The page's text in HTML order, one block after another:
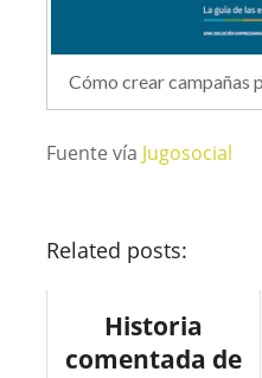
Cómo crear campañas
Fuente vía Jugosocial
Related posts:
Historia
comentada de